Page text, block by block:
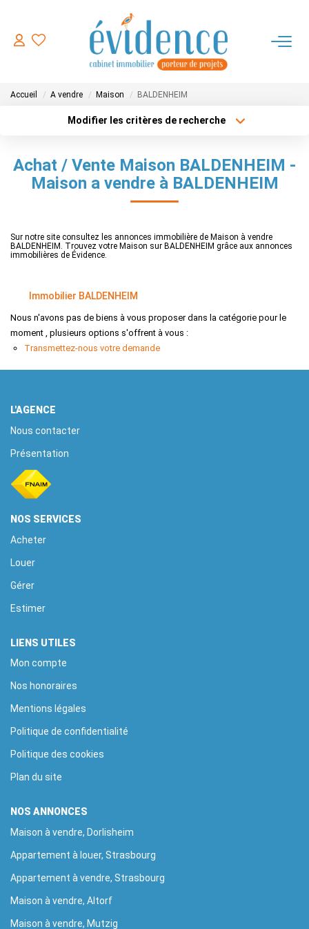
ACHETER
FAIRE GERER
NOTRE AGENCE
EXTRANET
Accueil A vendre Maison BALDENHEIM
Modifier les critères de recherche
Sélectionnez...
Type de bien
Surface min
Créer une alerte
Achat / Vente Maison BALDENHEIM -
Maison a vendre à BALDENHEIM
Sur notre site consultez les annonces immobilière de Maison à vendre
BALDENHEIM. Trouvez votre Maison sur BALDENHEIM grâce aux annonces
immobilières de Évidence.
Immobilier BALDENHEIM
Nous n'avons pas de biens à vous proposer dans la catégorie pour le
moment , plusieurs options s'offrent à vous :
Transmettez-nous votre demande
L'AGENCE
Nous contacter
Présentation
NOS SERVICES
Acheter
Louer
Gérer
Estimer
LIENS UTILES
Mon compte
Nos honoraires
Mentions légales
Politique de confidentialité
Politique des cookies
Plan du site
NOS ANNONCES
Maison à vendre, Dorlisheim
Appartement à louer, Strasbourg
Appartement à vendre, Strasbourg
Maison à vendre, Altorf
Maison à vendre, Mutzig